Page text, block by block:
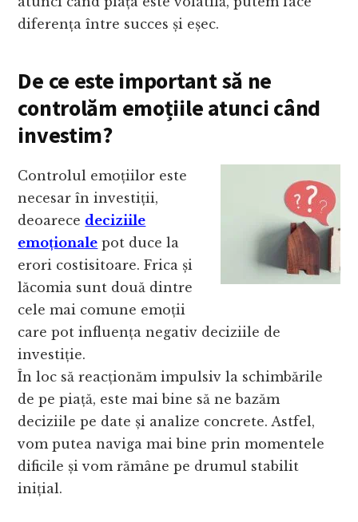
diferența între succes și eșec.
De ce este important să ne
controlăm emoțiile atunci când
investim?
Controlul emoțiilor este
necesar în investiții,
deoarece deciziile
emoționale pot duce la
erori costisitoare. Frica și
lăcomia sunt două dintre
cele mai comune emoții
care pot influența negativ deciziile de
investiție.
În loc să reacționăm impulsiv la schimbările
de pe piață, este mai bine să ne bazăm
deciziile pe date și analize concrete. Astfel,
vom putea naviga mai bine prin momentele
dificile și vom rămâne pe drumul stabilit
inițial.